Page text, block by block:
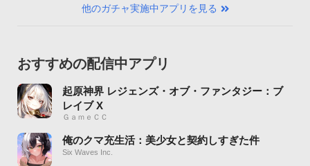
他のガチャ実施中アプリを見る
おすすめの配信中アプリ
起原神界 レジェンズ・オブ・ファンタジー：ブ
レイブ X
ＧａｍｅＣＣ
俺のクマ充生活：美少女と契約しすぎた件
Six Waves Inc.